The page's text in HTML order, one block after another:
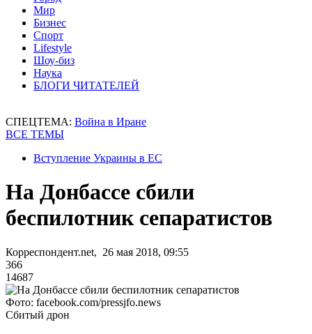
Мир
Бизнес
Спорт
Lifestyle
Шоу-биз
Наука
БЛОГИ ЧИТАТЕЛЕЙ
СПЕЦТЕМА: Война в Иране
ВСЕ ТЕМЫ
Вступление Украины в ЕС
На Донбассе сбили
беспилотник сепаратистов
Корреспондент.net, 26 мая 2018, 09:55
366
14687
Фото: facebook.com/pressjfo.news
Сбитый дрон